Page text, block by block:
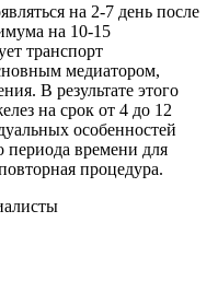
на 2-7 день после
на 10-15
транспорт
медиатором,
В результате этого
на срок от 4 до 12
особенностей
времени для
процедура.